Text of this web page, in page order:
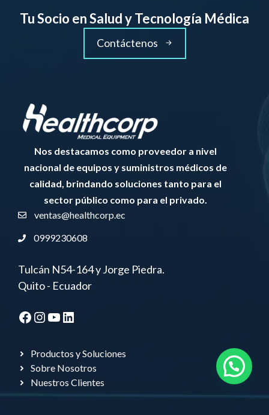
Tu Socio en Salud y Tecnología Médica
Contáctenos
Nos destacamos como proveedor a nivel
nacional de equipos y suministros médicos de
calidad, brindando soluciones tanto para el
sector público como para el privado.
ventas@healthcorp.ec
0999230608
Tulcán N54-164 y Jorge Piedra.
Quito - Ecuador
Facebook
Instagram
YouTube
LinkedIn
Productos y Soluciones
Sobre Nosotros
Nuestros Clientes